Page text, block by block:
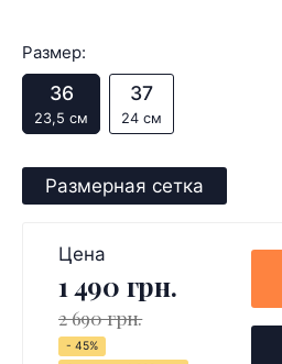
Размер:
36
23,5 см
37
24 см
Размерная сетка
Цена
1 490 грн.
2 690 грн.
- 45%